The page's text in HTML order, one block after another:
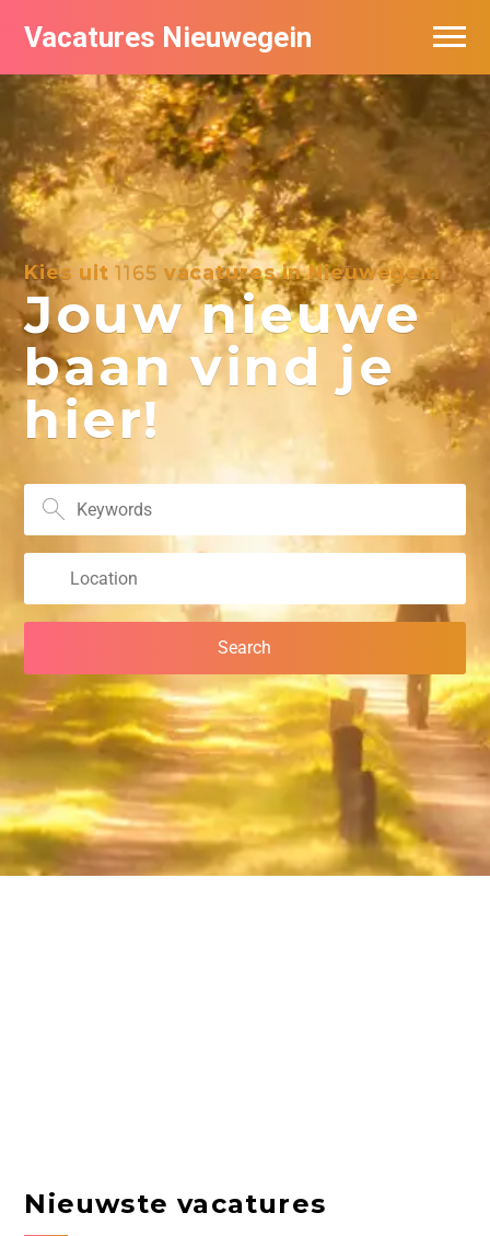
Vacatures Nieuwegein
Kies uit1165 vacatures in Nieuwegein
Jouw nieuwe
baan vind je
hier!
Nieuwste vacatures
Vacatures per bedrijf in Nieuwegein